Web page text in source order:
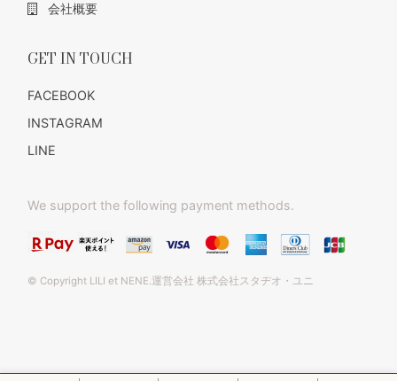
会社概要
GET IN TOUCH
FACEBOOK
INSTAGRAM
LINE
We support the following payment methods.
© Copyright LILI et NENE.運営会社 株式会社スタヂオ・ユニ